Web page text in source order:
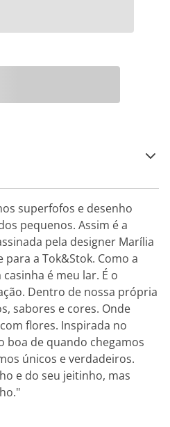
superfofos e desenho
pequenos. Assim é a
pela designer Marília
a Tok&Stok. Como a
é meu lar. É o
Dentro de nossa própria
sabores e cores. Onde
flores. Inspirada no
boa de quando chegamos
únicos e verdadeiros.
e do seu jeitinho, mas